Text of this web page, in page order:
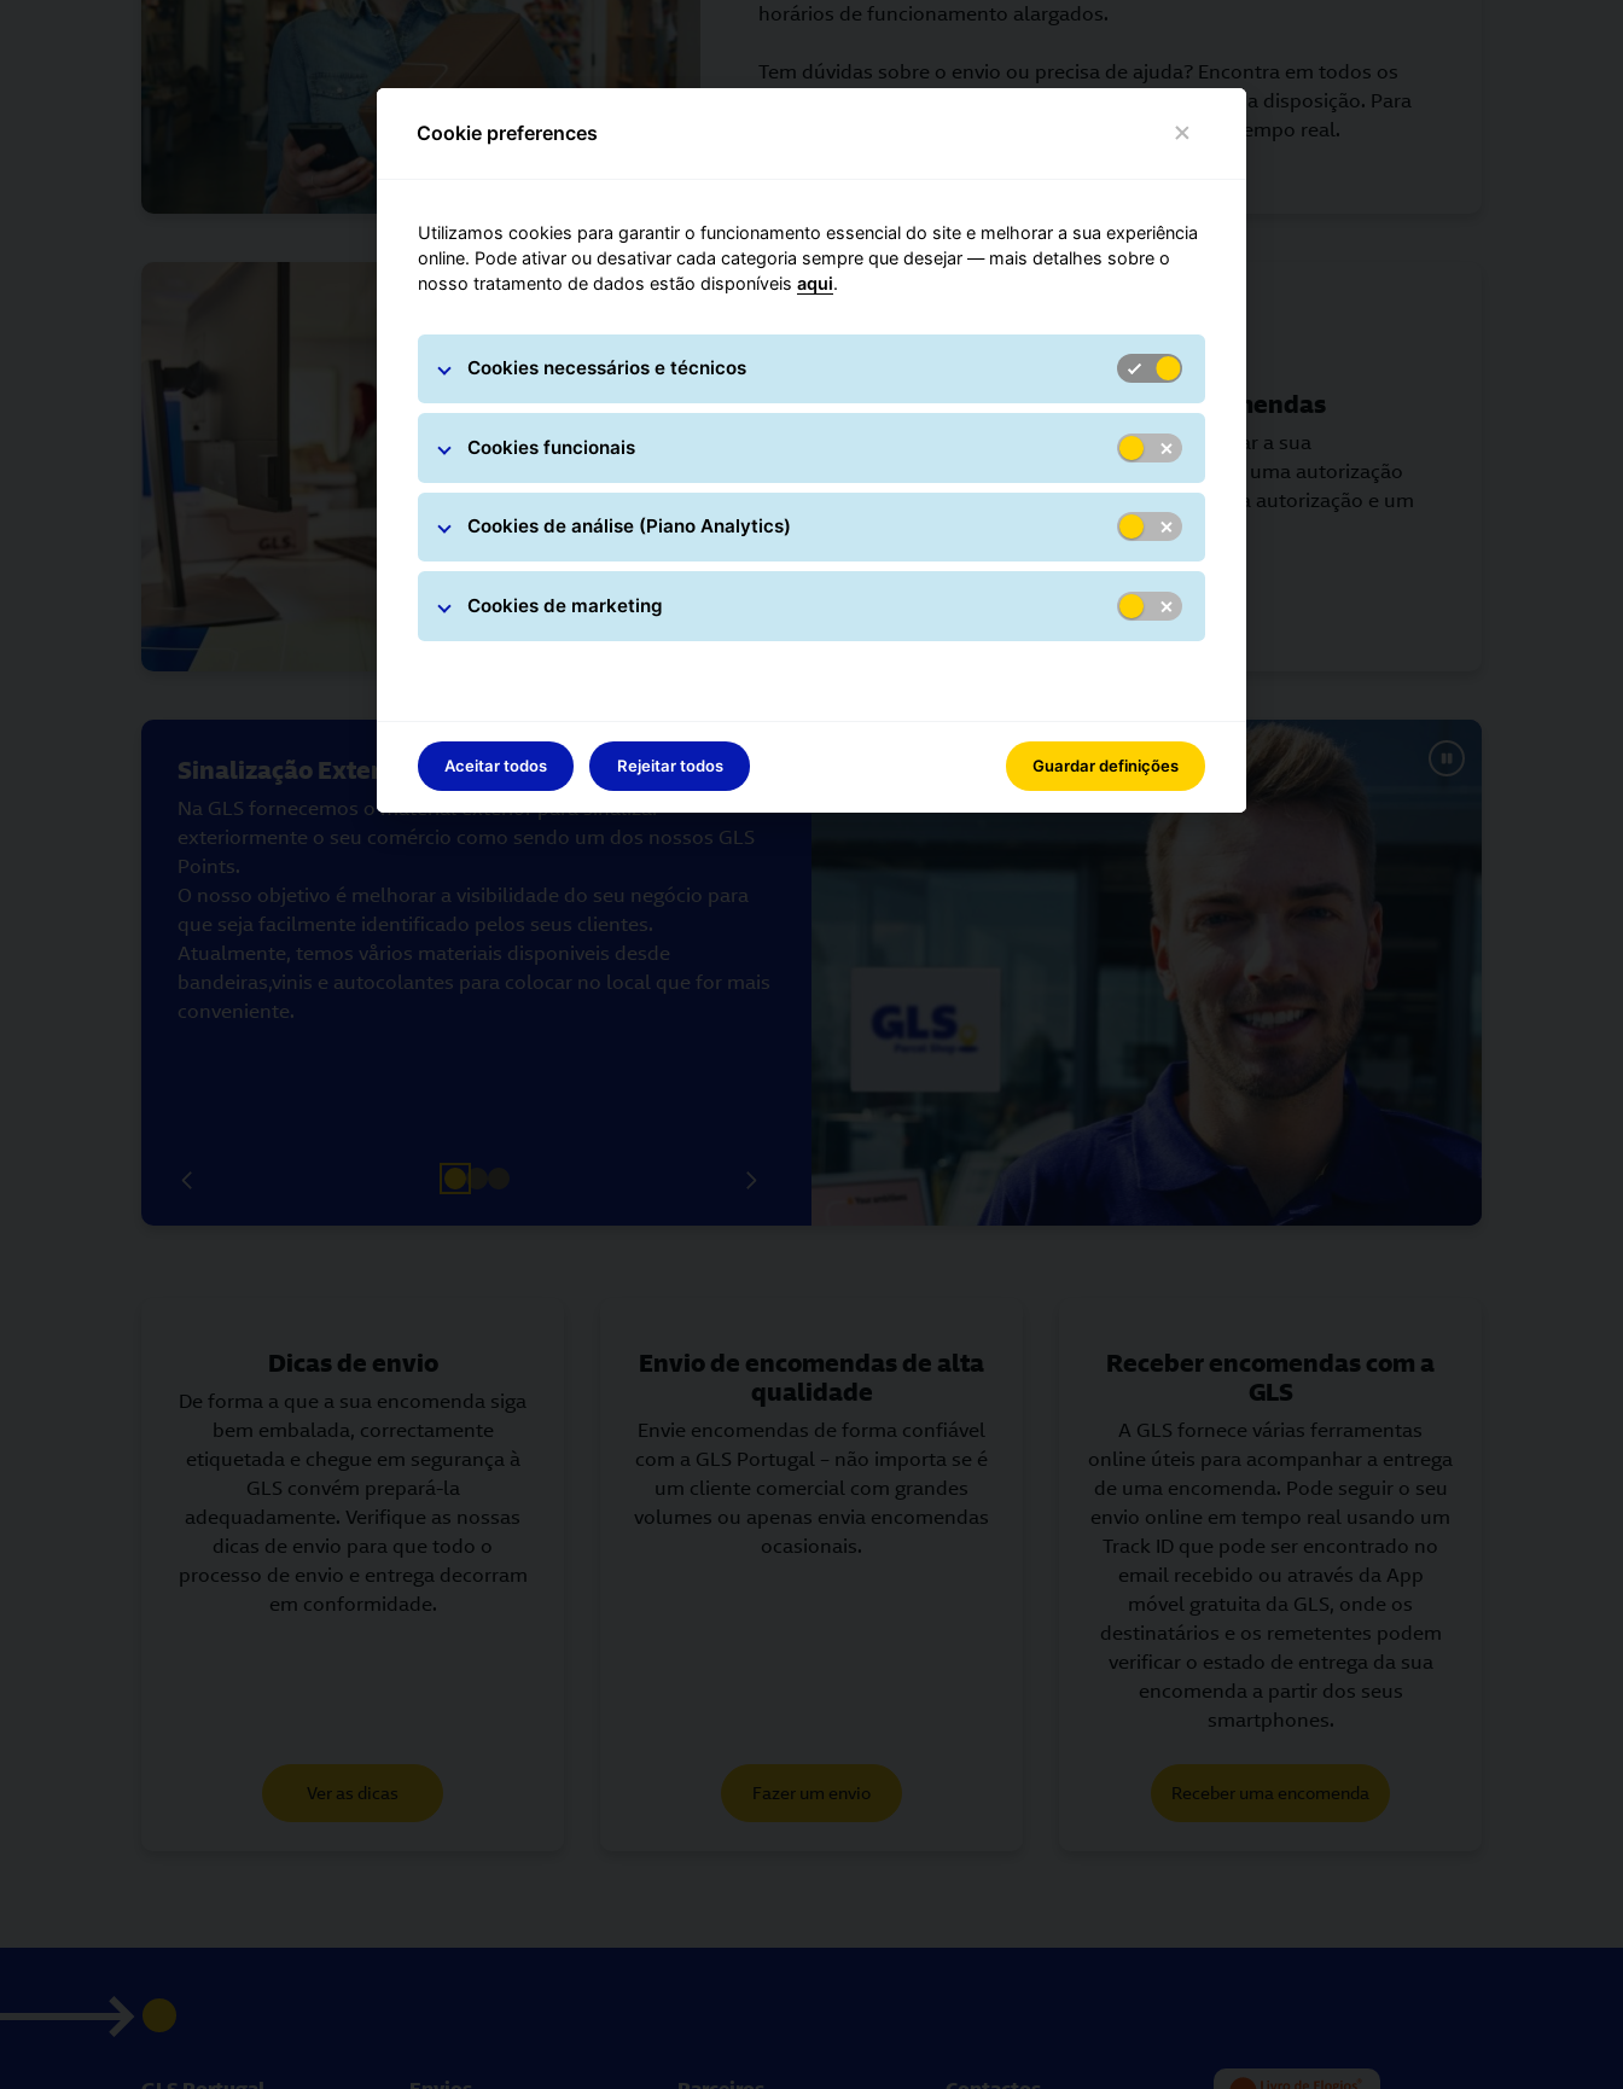
horários de funcionamento alargados.
Tem dúvidas sobre o envio ou precisa de ajuda? Encontra em todos os
GLS Points uma pessoa competente e informada à sua disposição. Para
além disto pode seguir a sua encomenda online em tempo real.
Autorização para levantamento de encomendas
É possível autorizar outra pessoa por escrito a levantar a sua
encomenda. A pessoa autorizada deve trazer consigo uma autorização
escrita informal ou o aviso de passagem com a devida autorização e um
documento de identidade oficial com foto.
Sinalização Exterior
Na GLS fornecemos o material exterior para sinalizar
exteriormente o seu comércio como sendo um dos nossos GLS
Points.
O nosso objetivo é melhorar a visibilidade do seu negócio para
que seja facilmente identificado pelos seus clientes.
Atualmente, temos vårios materiais disponiveis desde
bandeiras,vinis e autocolantes para colocar no local que for mais
conveniente.
Dicas de envio
De forma a que a sua encomenda siga
bem embalada, correctamente
etiquetada e chegue em segurança à
GLS convém prepará-la
adequadamente. Verifique as nossas
dicas de envio para que todo o
processo de envio e entrega decorram
em conformidade.
Ver as dicas
Envio de encomendas de alta
qualidade
Envie encomendas de forma confiável
com a GLS Portugal – não importa se é
um cliente comercial com grandes
volumes ou apenas envia encomendas
ocasionais.
Fazer um envio
Receber encomendas com a
GLS
A GLS fornece várias ferramentas
online úteis para acompanhar a entrega
de uma encomenda. Pode seguir o seu
envio online em tempo real usando um
Track ID que pode ser encontrado no
email recebido ou através da App
móvel gratuita da GLS, onde os
destinatários e os remetentes podem
verificar o estado de entrega da sua
encomenda a partir dos seus
smartphones.
Receber uma encomenda
Cookie preferences
Utilizamos cookies para garantir o funcionamento essencial do site e melhorar a sua experiência
online. Pode ativar ou desativar cada categoria sempre que desejar — mais detalhes sobre o
nosso tratamento de dados estão disponíveis aqui.
Cookies necessários e técnicos
Cookies funcionais
Cookies de análise (Piano Analytics)
Cookies de marketing
Aceitar todos Rejeitar todos Guardar definições